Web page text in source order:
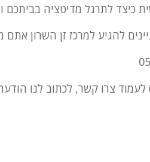
כיצד לתרגל מדיטציה בביתכם
להגיע למרכז זן השרון
לעמוד צרו קשר, לכתוב לנו